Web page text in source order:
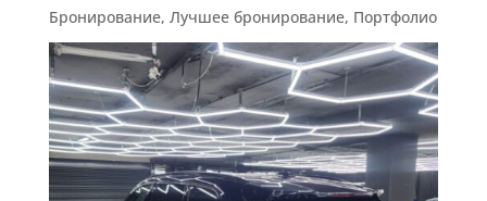
Бронирование, Лучшее бронирование, Портфолио